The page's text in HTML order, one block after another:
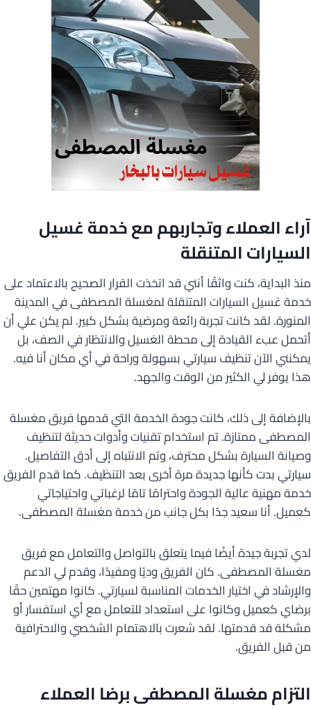
آراء العملاء وتجاربهم مع خدمة غسيل
السيارات المتنقلة
منذ البداية، كنت واثقًا أنني قد اتخذت القرار الصحيح بالاعتماد على
خدمة غسيل السيارات المتنقلة لمغسلة المصطفى في المدينة
المنورة. لقد كانت تجربة رائعة ومرضية بشكل كبير. لم يكن علي أن
أتحمل عبء القيادة إلى محطة الغسيل والانتظار في الصف، بل
يمكنني الآن تنظيف سيارتي بسهولة وراحة في أي مكان أنا فيه.
هذا يوفر لي الكثير من الوقت والجهد.
بالإضافة إلى ذلك، كانت جودة الخدمة التي قدمها فريق مغسلة
المصطفى ممتازة. تم استخدام تقنيات وأدوات حديثة لتنظيف
وصيانة السيارة بشكل محترف، وتم الانتباه إلى أدق التفاصيل.
سيارتي بدت كأنها جديدة مرة أخرى بعد التنظيف. كما قدم الفريق
خدمة مهنية عالية الجودة واحترامًا تامًا لرغباتي واحتياجاتي
كعميل. أنا سعيد جدًا بكل جانب من خدمة مغسلة المصطفى.
لدي تجربة جيدة أيضًا فيما يتعلق بالتواصل والتعامل مع فريق
مغسلة المصطفى. كان الفريق وديًا ومفيدًا، وقدم لي الدعم
والإرشاد في اختيار الخدمات المناسبة لسيارتي. كانوا مهتمين حقًا
برضاي كعميل وكانوا على استعداد للتعامل مع أي استفسار أو
مشكلة قد قدمتها. لقد شعرت بالاهتمام الشخصي والاحترافية
من قبل الفريق.
التزام مغسلة المصطفى برضا العملاء